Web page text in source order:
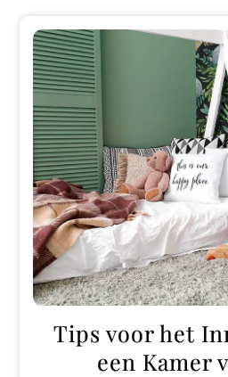
Tips voor het
een Kamer